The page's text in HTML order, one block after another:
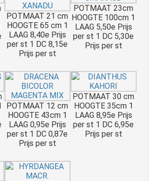
POTMAAT 21 cm
HOOGTE 65 cm 1
LAAG 8,40e Prijs
per st 1 DC 8,15e
Prijs per st
POTMAAT 23cm
HOOGTE 100cm 1
LAAG 5,50e Prijs
per st 1 DC 5,30e
Prijs per st
POTMAAT 12 cm
HOOGTE 43cm 1
LAAG 0,95e Prijs
per st 1 DC 0,87e
Prijs per st
POTMAAT 30 cm
HOOGTE 35cm 1
LAAG 8,95e Prijs
per st 1 DC 6,95e
Prijs per st